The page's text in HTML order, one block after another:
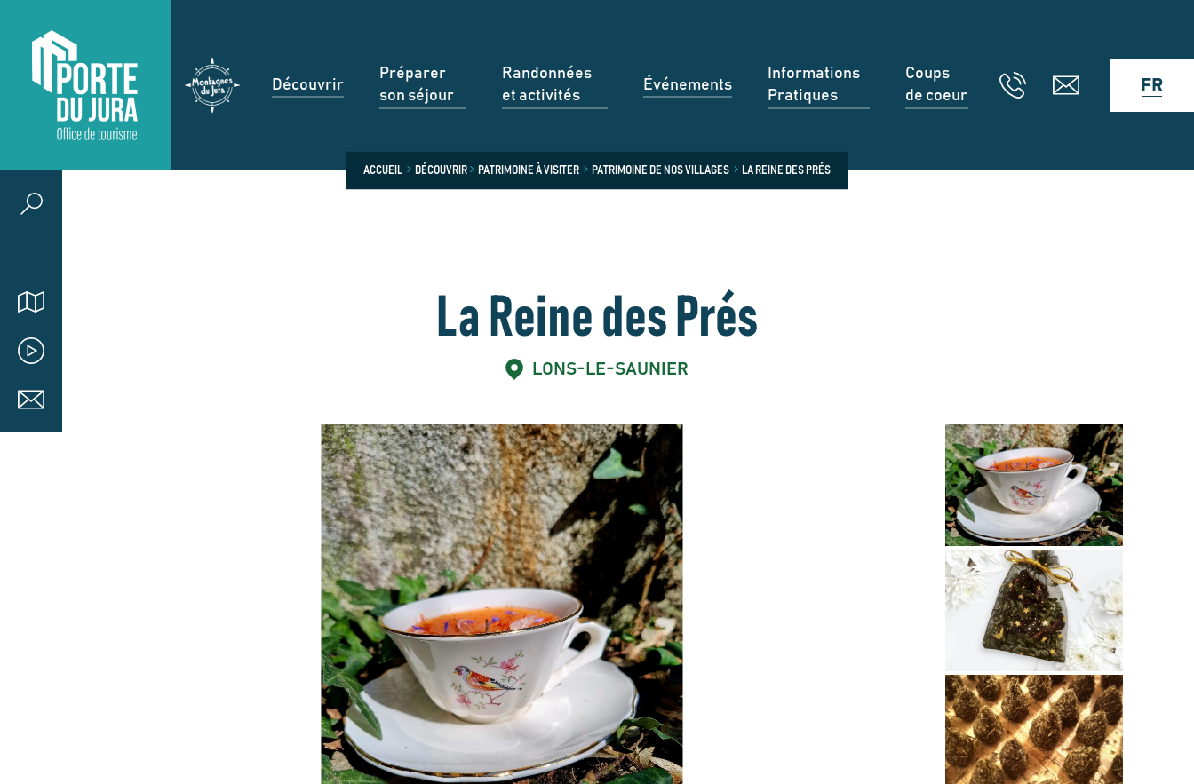
Découvrir
Préparer
son séjour
Randonnées
et activités
Événements
Informations
Pratiques
Coups
de coeur
FR
ACCUEIL DÉCOUVRIR PATRIMOINE À VISITER PATRIMOINE DE NOS VILLAGES LA REINE DES PRÉS
La Reine des Prés
LONS-LE-SAUNIER